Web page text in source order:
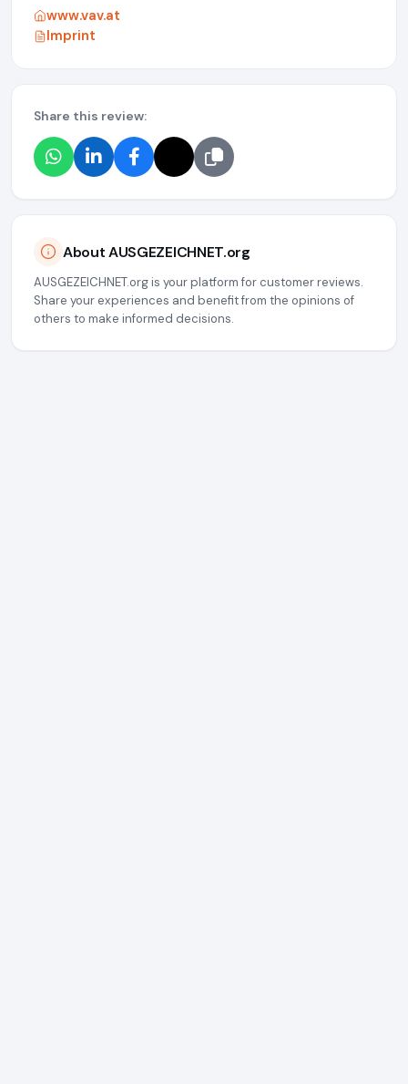
www.vav.at
Imprint
Share this review:
About AUSGEZEICHNET.org
AUSGEZEICHNET.org is your platform for customer reviews.
Share your experiences and benefit from the opinions of
others to make informed decisions.